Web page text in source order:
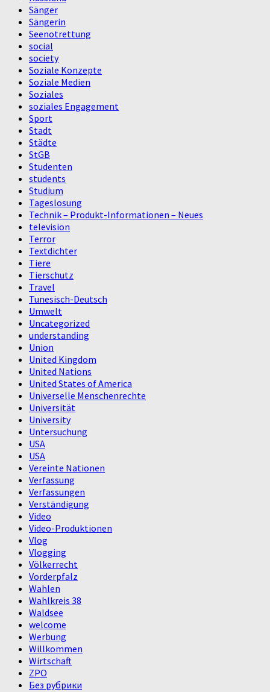
Sänger
Sängerin
Seenotrettung
social
society
Soziale Konzepte
Soziale Medien
Soziales
soziales Engagement
Sport
Stadt
Städte
StGB
Studenten
students
Studium
Tageslosung
Technik – Produkt-Informationen – Neues
television
Terror
Textdichter
Tiere
Tierschutz
Travel
Tunesisch-Deutsch
Umwelt
Uncategorized
understanding
Union
United Kingdom
United Nations
United States of America
Universelle Menschenrechte
Universität
University
Untersuchung
USA
USA
Vereinte Nationen
Verfassung
Verfassungen
Verständigung
Video
Video-Produktionen
Vlog
Vlogging
Völkerrecht
Vorderpfalz
Wahlen
Wahlkreis 38
Waldsee
welcome
Werbung
Willkommen
Wirtschaft
ZPO
Без рубрики